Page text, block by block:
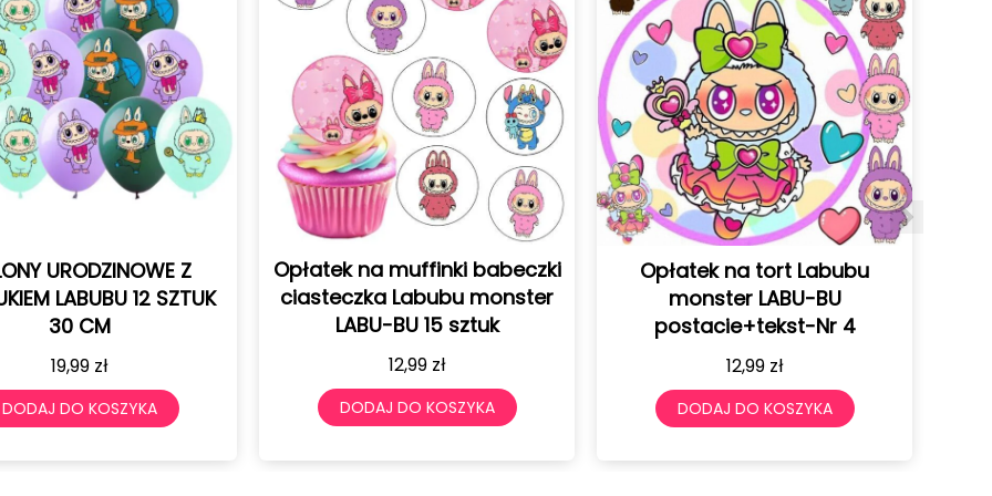
Opłatek na muffinki babeczki
ciasteczka Labubu monster
DODAJ DO KOSZYKA
Opłatek na tort Labubu
monster LABU-BU
postacie+tekst-Nr 4
DODAJ DO KOSZYKA
Opłatek na tort
monster LABU-BU
postacie+tekst-Nr 3
DODAJ DO KOSZYKA